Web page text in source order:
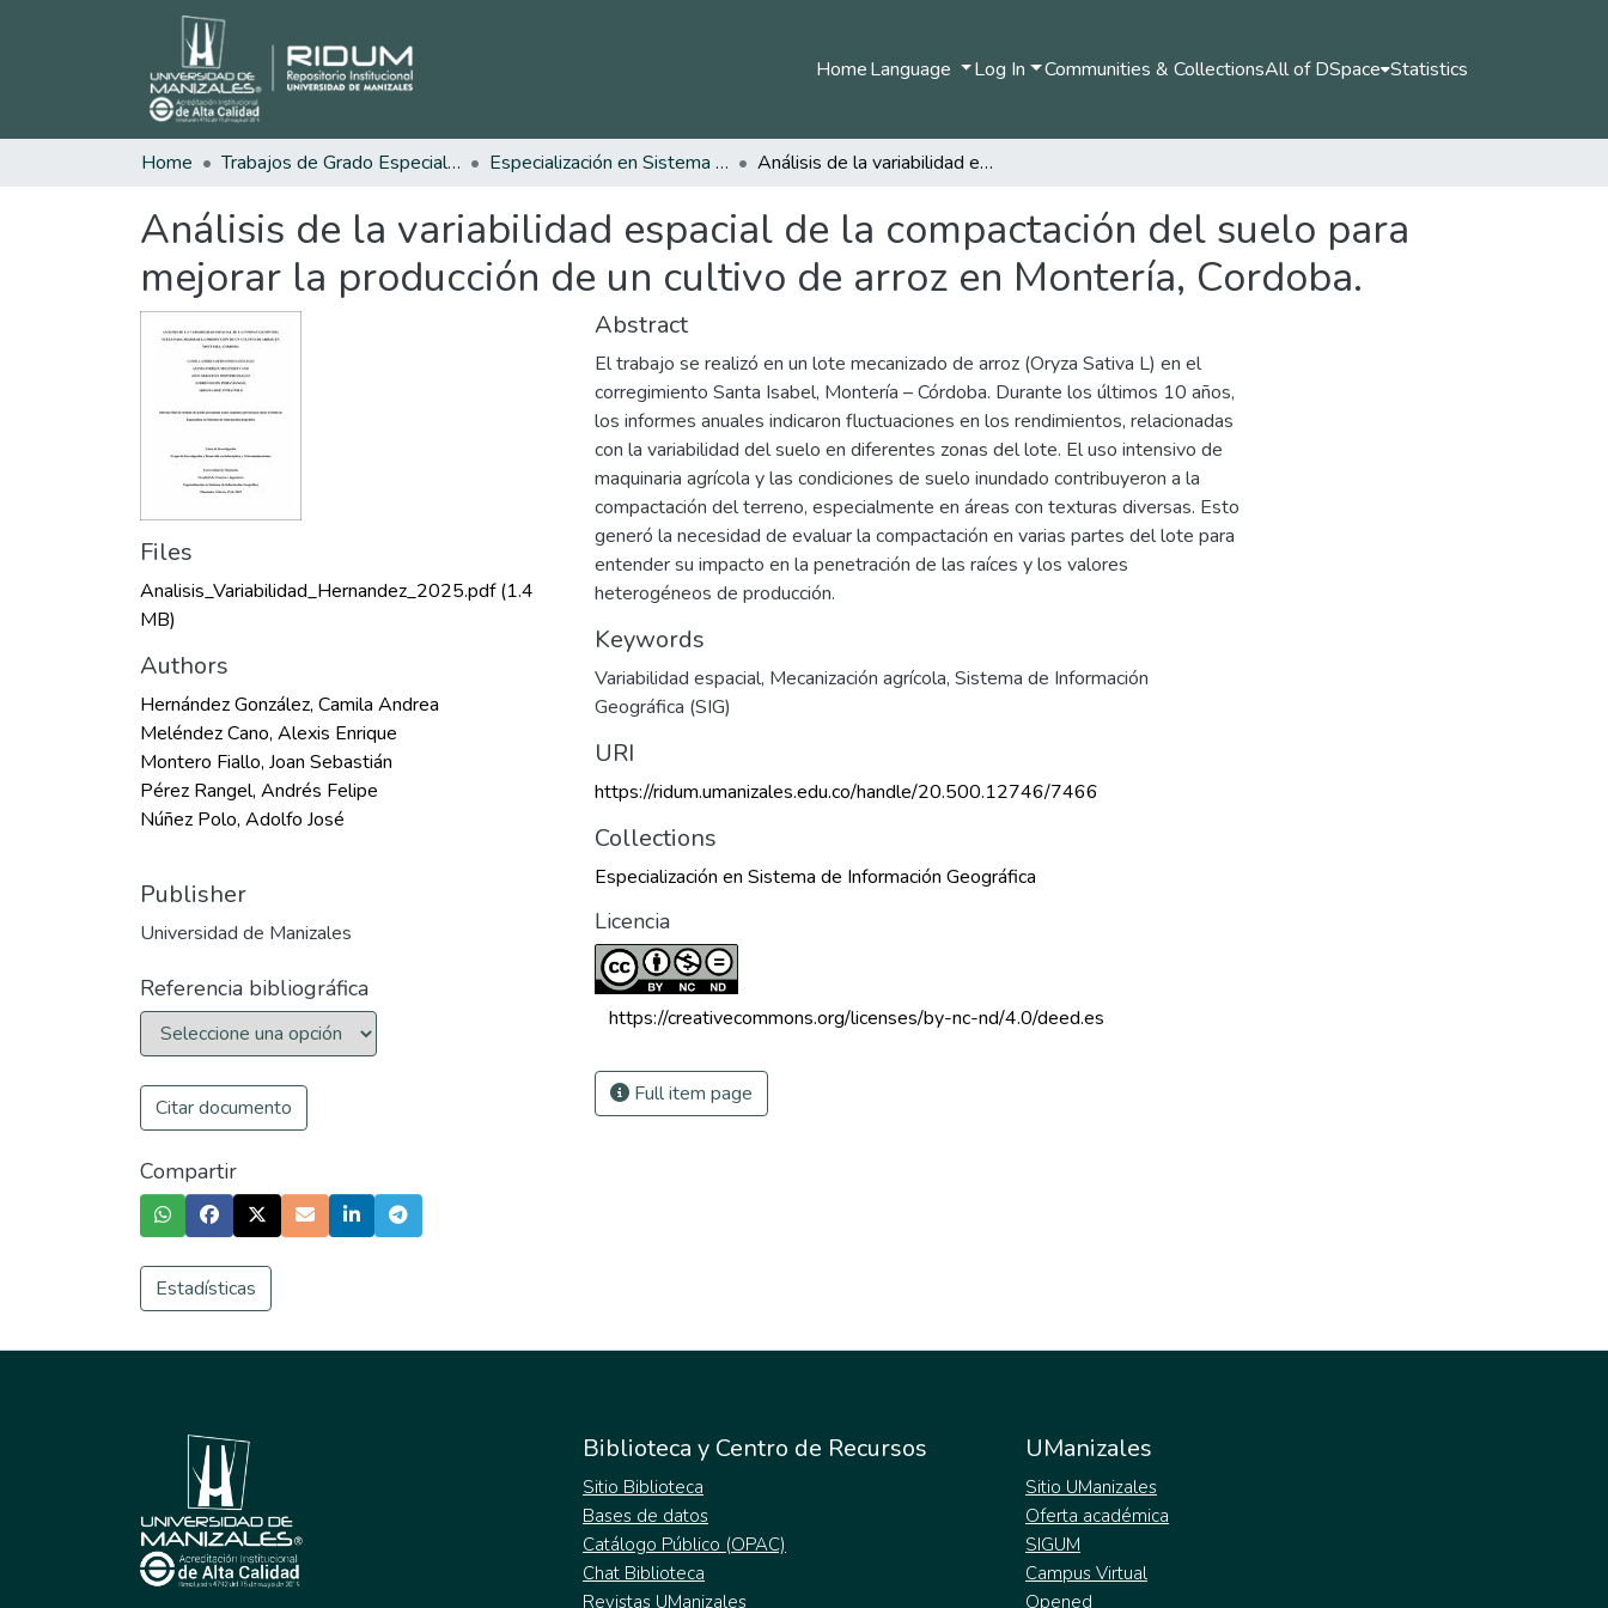
HomeLanguage Log In Communities & CollectionsAll of DSpace Statistics
Home Trabajos de Grado Especializaciones Especialización en Sistema de Información Geográfica Análisis de la variabilidad espacial de la compactación del suelo para mejorar la producción de un cultivo de arroz en Montería, Cordoba.
Análisis de la variabilidad espacial de la compactación del suelo para
mejorar la producción de un cultivo de arroz en Montería, Cordoba.
Files
Analisis_Variabilidad_Hernandez_2025.pdf(1.4
MB)
Authors
Hernández González, Camila Andrea
Meléndez Cano, Alexis Enrique
Montero Fiallo, Joan Sebastián
Pérez Rangel, Andrés Felipe
Núñez Polo, Adolfo José
Publisher
Universidad de Manizales
Referencia bibliográfica
Citar documento
Compartir
Estadísticas
Abstract
El trabajo se realizó en un lote mecanizado de arroz (Oryza Sativa L) en el
corregimiento Santa Isabel, Montería – Córdoba. Durante los últimos 10 años,
los informes anuales indicaron fluctuaciones en los rendimientos, relacionadas
con la variabilidad del suelo en diferentes zonas del lote. El uso intensivo de
maquinaria agrícola y las condiciones de suelo inundado contribuyeron a la
compactación del terreno, especialmente en áreas con texturas diversas. Esto
generó la necesidad de evaluar la compactación en varias partes del lote para
entender su impacto en la penetración de las raíces y los valores
heterogéneos de producción.
Keywords
Variabilidad espacial, Mecanización agrícola, Sistema de Información
Geográfica (SIG)
URI
https://ridum.umanizales.edu.co/handle/20.500.12746/7466
Collections
Especialización en Sistema de Información Geográfica
Licencia
https://creativecommons.org/licenses/by-nc-nd/4.0/deed.es
Full item page
Biblioteca y Centro de Recursos
Sitio Biblioteca
Bases de datos
Catálogo Público (OPAC)
Chat Biblioteca
Revistas UManizales
UManizales
Sitio UManizales
Oferta académica
SIGUM
Campus Virtual
Opened